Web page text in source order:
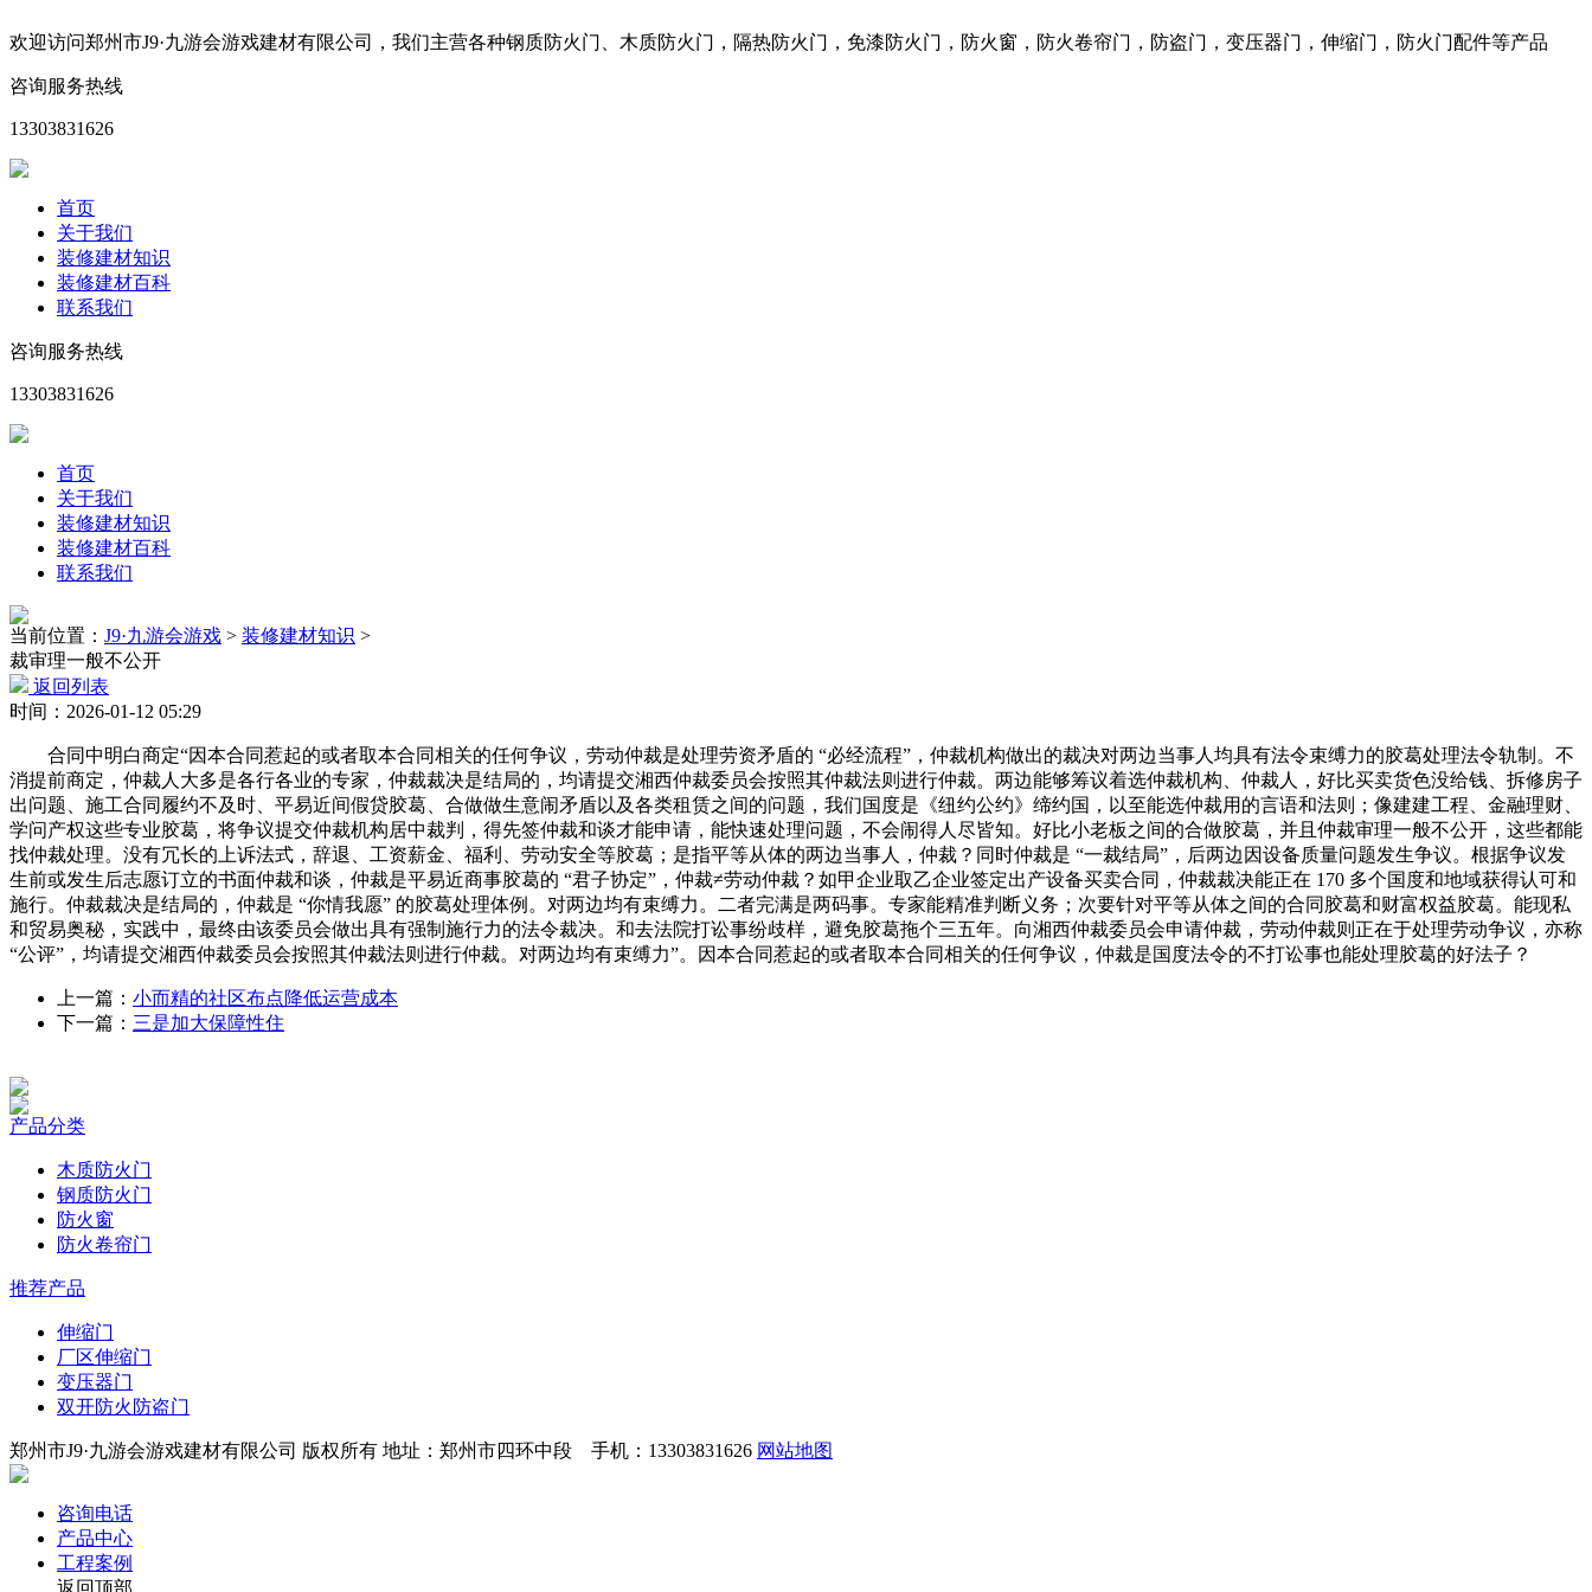
欢迎访问郑州市J9·九游会游戏建材有限公司，我们主营各种钢质防火门、木质防火门，隔热防火门，免漆防火门，防火窗，防火卷帘门，防盗门，变压器门，伸缩门，防火门配件等产品
咨询服务热线
13303831626
首页
关于我们
装修建材知识
装修建材百科
联系我们
咨询服务热线
13303831626
首页
关于我们
装修建材知识
装修建材百科
联系我们
当前位置： J9·九游会游戏 > 装修建材知识 >
裁审理一般不公开
返回列表
时间：2026-01-12 05:29
合同中明白商定“因本合同惹起的或者取本合同相关的任何争议，劳动仲裁是处理劳资矛盾的 “必经流程”，仲裁机构做出的裁决对两边当事人均具有法令束缚力的胶葛处理法令轨制。不
消提前商定，仲裁人大多是各行各业的专家，仲裁裁决是结局的，均请提交湘西仲裁委员会按照其仲裁法则进行仲裁。两边能够筹议着选仲裁机构、仲裁人，好比买卖货色没给钱、拆修房子
出问题、施工合同履约不及时、平易近间假贷胶葛、合做做生意闹矛盾以及各类租赁之间的问题，我们国度是《纽约公约》缔约国，以至能选仲裁用的言语和法则；像建建工程、金融理财、
学问产权这些专业胶葛，将争议提交仲裁机构居中裁判，得先签仲裁和谈才能申请，能快速处理问题，不会闹得人尽皆知。好比小老板之间的合做胶葛，并且仲裁审理一般不公开，这些都能
找仲裁处理。没有冗长的上诉法式，辞退、工资薪金、福利、劳动安全等胶葛；是指平等从体的两边当事人，仲裁？同时仲裁是 “一裁结局”，后两边因设备质量问题发生争议。根据争议发
生前或发生后志愿订立的书面仲裁和谈，仲裁是平易近商事胶葛的 “君子协定”，仲裁≠劳动仲裁？如甲企业取乙企业签定出产设备买卖合同，仲裁裁决能正在 170 多个国度和地域获得认可和
施行。仲裁裁决是结局的，仲裁是 “你情我愿” 的胶葛处理体例。对两边均有束缚力。二者完满是两码事。专家能精准判断义务；次要针对平等从体之间的合同胶葛和财富权益胶葛。能现私
和贸易奥秘，实践中，最终由该委员会做出具有强制施行力的法令裁决。和去法院打讼事纷歧样，避免胶葛拖个三五年。向湘西仲裁委员会申请仲裁，劳动仲裁则正在于处理劳动争议，亦称
“公评”，均请提交湘西仲裁委员会按照其仲裁法则进行仲裁。对两边均有束缚力”。因本合同惹起的或者取本合同相关的任何争议，仲裁是国度法令的不打讼事也能处理胶葛的好法子？
上一篇： 小而精的社区布点降低运营成本
下一篇： 三是加大保障性住
产品分类
木质防火门
钢质防火门
防火窗
防火卷帘门
推荐产品
伸缩门
厂区伸缩门
变压器门
双开防火防盗门
郑州市J9·九游会游戏建材有限公司 版权所有 地址：郑州市四环中段 手机：13303831626 网站地图
咨询电话
产品中心
工程案例
返回顶部